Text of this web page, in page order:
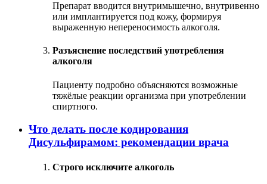
Препарат вводится внутримышечно, внутривенно
или имплантируется под кожу, формируя
выраженную непереносимость алкоголя.
Разъяснение последствий употребления
алкоголя
Пациенту подробно объясняются возможные
тяжёлые реакции организма при употреблении
спиртного.
Что делать после кодирования
Дисульфирамом: рекомендации врача
Строго исключите алкоголь